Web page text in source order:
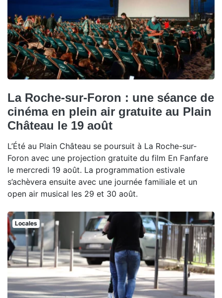
La Roche-sur-Foron : une séance de
cinéma en plein air gratuite au Plain
Château le 19 août
L’Été au Plain Château se poursuit à La Roche-sur-
Foron avec une projection gratuite du film En Fanfare
le mercredi 19 août. La programmation estivale
s’achèvera ensuite avec une journée familiale et un
open air musical les 29 et 30 août.
Locales